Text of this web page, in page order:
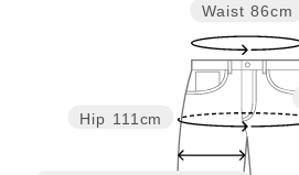
Hip 111cm
Waist 86cm